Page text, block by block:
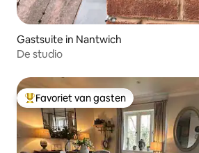
Gastsuite in Nantwich
De studio
Topfavoriet van gasten
Favoriet van gasten